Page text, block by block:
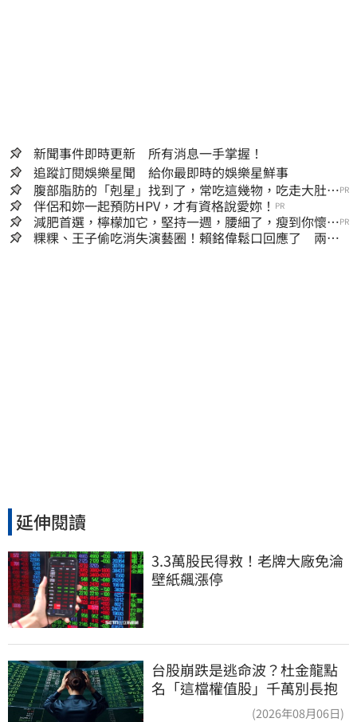
新聞事件即時更新 所有消息一手掌握！
追蹤訂閱娛樂星聞 給你最即時的娛樂星鮮事
腹部脂肪的「剋星」找到了，常吃這幾物，吃走大肚
囊，瘦出小蠻腰
PR
伴侶和妳一起預防HPV，才有資格說愛妳！ PR
減肥首選，檸檬加它，堅持一週，腰細了，瘦到你懷疑
人生
PR
粿粿、王子偷吃消失演藝圈！賴銘偉鬆口回應了 兩人
延伸閱讀
3.3萬股民得救！老牌大廠免淪
壁紙飆漲停
台股崩跌是逃命波？杜金龍點
名「這檔權值股」千萬別長抱
(2026年08月06日)